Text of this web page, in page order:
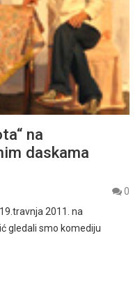
na
daskama
0
2011. na
gledali smo komediju